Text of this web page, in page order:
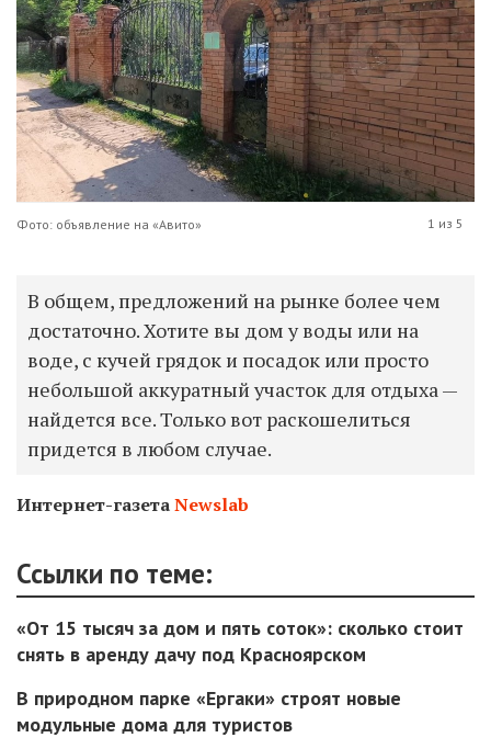
Фото: объявление на «Авито» 1 из 5
В общем, предложений на рынке более чем
достаточно. Хотите вы дом у воды или на
воде, с кучей грядок и посадок или просто
небольшой аккуратный участок для отдыха —
найдется все. Только вот раскошелиться
придется в любом случае.
Интернет-газетаNewslab
Ссылки по теме:
«От 15 тысяч за дом и пять соток»: сколько стоит
снять в аренду дачу под Красноярском
В природном парке «Ергаки» строят новые
модульные дома для туристов